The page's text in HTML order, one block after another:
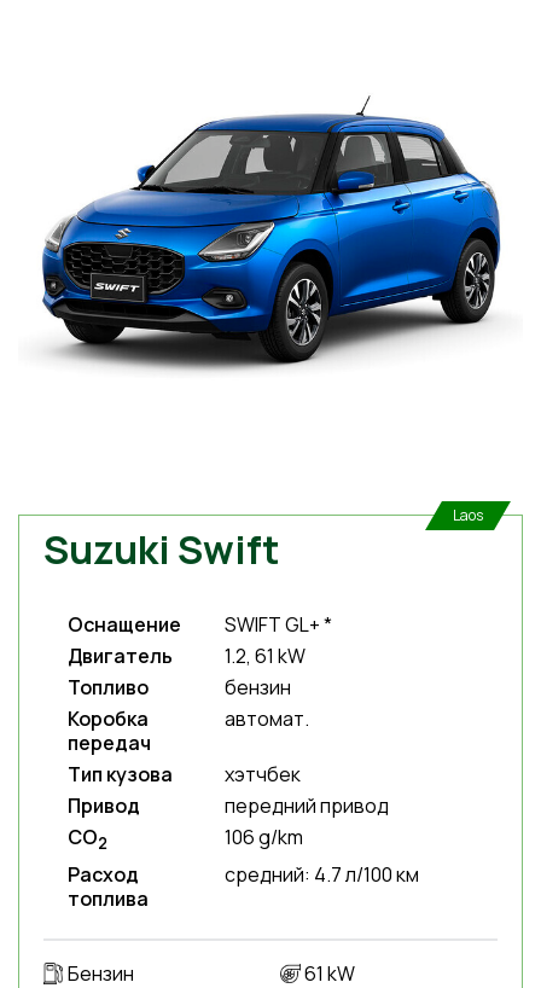
Suzuki Swift
Laos
Оснащение
SWIFT GL+ *
Двигатель
1.2, 61 kW
Топливо
бензин
Коробка
передач
автомат.
Тип кузова
хэтчбек
Привод
передний привод
CO2
106 g/km
Расход
топлива
средний: 4.7 л/100 км
Бензин
61 kW